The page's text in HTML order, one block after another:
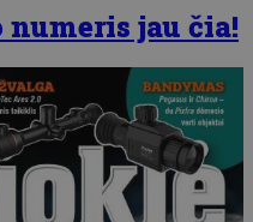
jau čia!